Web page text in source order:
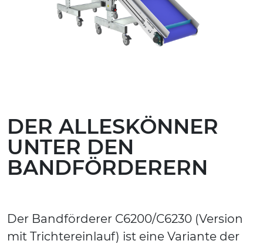
DER ALLESKÖNNER
UNTER DEN
BANDFÖRDERERN
Der Bandförderer C6200/C6230 (Version
mit Trichtereinlauf) ist eine Variante der